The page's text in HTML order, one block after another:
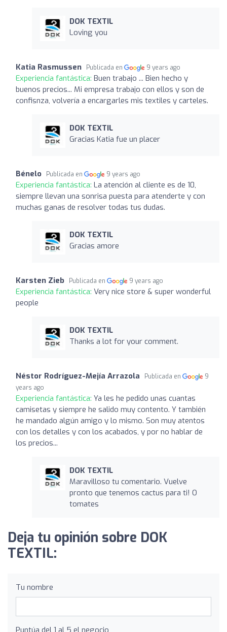
DOK TEXTIL
Loving you
Katia Rasmussen Publicada en 9 years ago
Experiencia fantástica: Buen trabajo ... Bien hecho y
buenos precios... Mi empresa trabajo con ellos y son de
confisnza, volvería a encargarles mis textiles y carteles.
DOK TEXTIL
Gracias Katia fue un placer
Bénelo Publicada en 9 years ago
Experiencia fantástica: La atención al cliente es de 10,
siempre llevan una sonrisa puesta para atenderte y con
muchas ganas de resolver todas tus dudas.
DOK TEXTIL
Gracias amore
Karsten Zieb Publicada en 9 years ago
Experiencia fantástica: Very nice store & super wonderful
people
DOK TEXTIL
Thanks a lot for your comment.
Néstor Rodríguez-Mejía Arrazola Publicada en
9
years ago
Experiencia fantástica: Ya les he pedido unas cuantas
camisetas y siempre he salido muy contento. Y también
he mandado algún amigo y lo mismo. Son muy atentos
con los detalles y con los acabados, y por no hablar de
los precios...
DOK TEXTIL
Maravilloso tu comentario. Vuelve
pronto que tenemos cactus para ti! O
tomates
Deja tu opinión sobre DOK
TEXTIL:
Tu nombre